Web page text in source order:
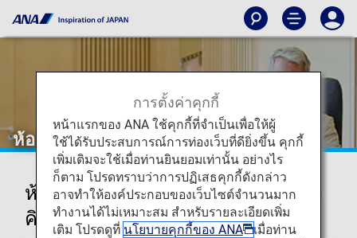
ห้องรับรองในสนามบินโซล (คิมโพ)
ห้องรับรองในสนามบินนานาชาติโซล
คิมโพ
การตั้งค่าคุกกี้
หน้าแรกของ ANA ใช้คุกกี้ที่จำเป็นเพื่อให้ผู้
ใช้ได้รับประสบการณ์การท่องเว็บที่ดียิ่งขึ้น คุกกี้
เพิ่มเติมจะใช้เมื่อท่านยินยอมเท่านั้น อย่างไร
ก็ตาม โปรดทราบว่าการปฏิเสธคุกกี้ดังกล่าว
อาจทำให้องค์ประกอบของเว็บไซต์จำนวนมาก
ทำงานได้ไม่เหมาะสม สำหรับรายละเอียดเพิ่ม
เติม โปรดดูที่ นโยบายคุกกี้ของ ANA
เมื่อท่าน